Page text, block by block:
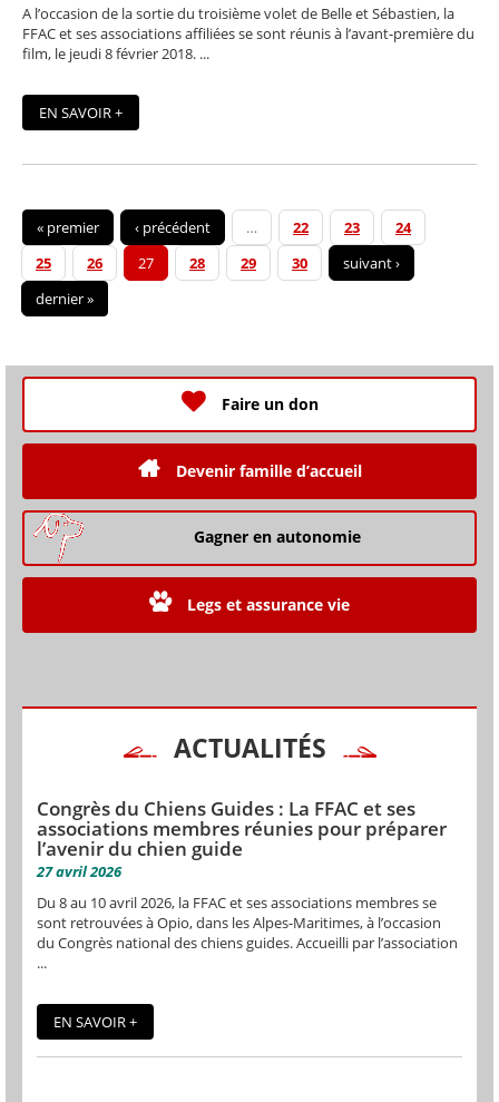
A l’occasion de la sortie du troisième volet de Belle et Sébastien, la
FFAC et ses associations affiliées se sont réunis à l’avant-première du
film, le jeudi 8 février 2018. ...
EN SAVOIR +
« premier ‹ précédent … 22 23
24
25
26 27 28 29 30
suivant ›
dernier »
Faire un don
Devenir famille d’accueil
Gagner en autonomie
Legs et assurance vie
ACTUALITÉS
Congrès du Chiens Guides : La FFAC et ses
associations membres réunies pour préparer
l’avenir du chien guide
27 avril 2026
Du 8 au 10 avril 2026, la FFAC et ses associations membres se
sont retrouvées à Opio, dans les Alpes-Maritimes, à l’occasion
du Congrès national des chiens guides. Accueilli par l’association
...
EN SAVOIR +